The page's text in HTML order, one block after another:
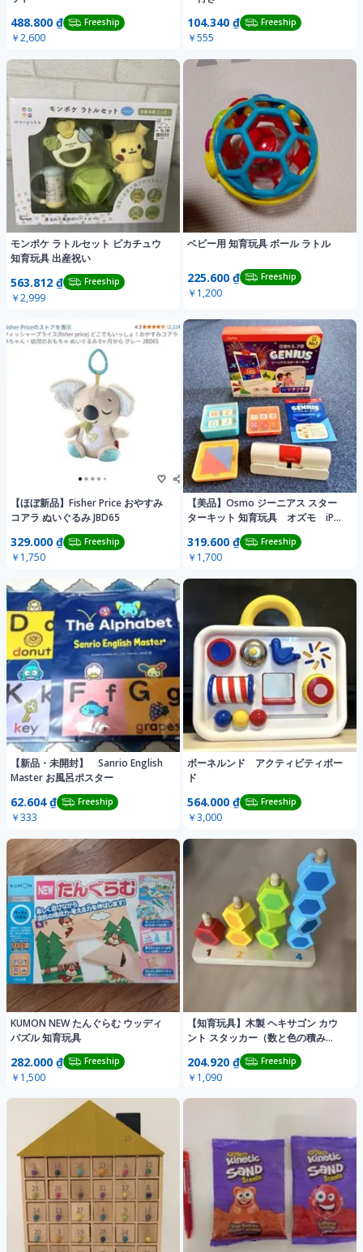
488.800 ₫ Freeship
￥2,600
104.340 ₫ Freeship
￥555
モンポケ ラトルセット ピカチュウ
知育玩具 出産祝い
563.812 ₫ Freeship
￥2,999
ベビー用 知育玩具 ボール ラトル
225.600 ₫ Freeship
￥1,200
【ほぼ新品】Fisher Price おやすみ
コアラ ぬいぐるみ JBD65
329.000 ₫ Freeship
￥1,750
【美品】Osmo ジーニアス スター
ターキット 知育玩具 オズモ iPad
319.600 ₫ Freeship
￥1,700
【新品・未開封】 Sanrio English
Master お風呂ポスター
62.604 ₫ Freeship
￥333
ボーネルンド アクティビティボー
ド
564.000 ₫ Freeship
￥3,000
KUMON NEW たんぐらむ ウッディ
パズル 知育玩具
282.000 ₫ Freeship
￥1,500
【知育玩具】木製 ヘキサゴン カウ
ント スタッカー（数と色の積み
木） 値下げ❣️
204.920 ₫ Freeship
￥1,090